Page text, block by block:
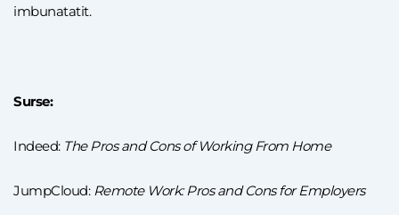
imbunatatit.
Surse:
Indeed: The Pros and Cons of Working From Home
JumpCloud: Remote Work: Pros and Cons for Employers